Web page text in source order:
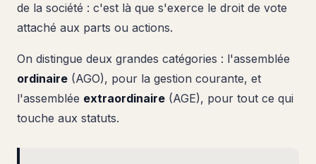
de la société : c'est là que s'exerce le droit de vote
attaché aux parts ou actions.
On distingue deux grandes catégories : l'assemblée
ordinaire (AGO), pour la gestion courante, et
l'assemblée extraordinaire (AGE), pour tout ce qui
touche aux statuts.